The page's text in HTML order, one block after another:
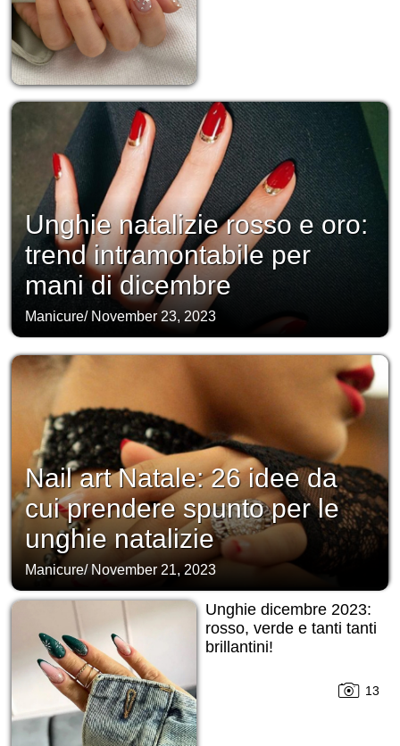
Unghie natalizie rosso e oro:
trend intramontabile per
mani di dicembre
Manicure/ November 23, 2023
Nail art Natale: 26 idee da
cui prendere spunto per le
unghie natalizie
Manicure/ November 21, 2023
Unghie dicembre 2023:
rosso, verde e tanti tanti
brillantini!
13